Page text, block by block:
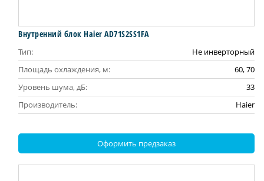
Внутренний блок Haier AD71S2SS1FA
Тип:
Не инверторный
Площадь охлаждения, м:
60, 70
Уровень шума, дБ:
33
Производитель:
Haier
Оформить предзаказ